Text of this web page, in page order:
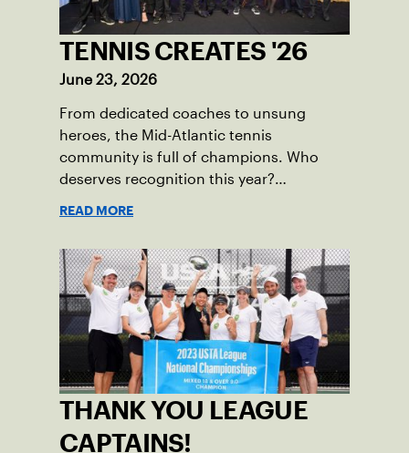
TENNIS CREATES '26
June 23, 2026
From dedicated coaches to unsung
heroes, the Mid-Atlantic tennis
community is full of champions. Who
deserves recognition this year?
READ MORE
THANK YOU LEAGUE
CAPTAINS!